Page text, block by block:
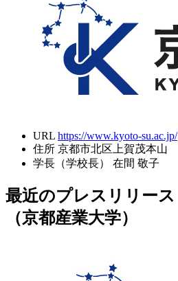
URL https://www.kyoto-su.ac.jp/
住所 京都市北区上賀茂本山
学長（学校長）
在間 敬子
最近のプレスリリース
（京都産業大学）